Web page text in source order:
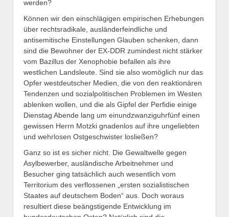
werden?
Können wir den einschlägigen empirischen Erhebungen
über rechtsradikale, ausländerfeindliche und
antisemitische Einstellungen Glauben schenken, dann
sind die Bewohner der EX-DDR zumindest nicht stärker
vom Bazillus der Xenophobie befallen als ihre
westlichen Landsleute. Sind sie also womöglich nur das
Opfer westdeutscher Medien, die von den reaktionären
Tendenzen und sozialpolitischen Problemen im Westen
ablenken wollen, und die als Gipfel der Perfidie einige
Dienstag Abende lang um einundzwanziguhrfünf einen
gewissen Herrn Motzki gnadenlos auf ihre ungeliebten
und wehrlosen Ostgeschwister losließen?
Ganz so ist es sicher nicht. Die Gewaltwelle gegen
Asylbewerber, ausländische Arbeitnehmer und
Besucher ging tatsächlich auch wesentlich vom
Territorium des verflossenen „ersten sozialistischen
Staates auf deutschem Boden“ aus. Doch woraus
resultiert diese beängstigende Entwicklung im